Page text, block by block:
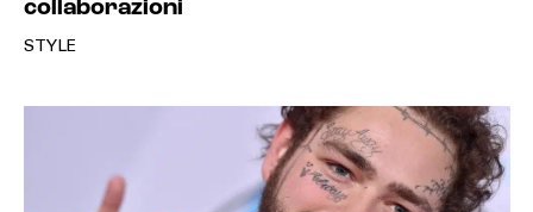
collaborazioni
STYLE